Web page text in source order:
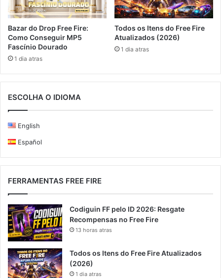
Bazar do Drop Free Fire:
Como Conseguir MP5
Fascínio Dourado
1 dia atras
Todos os Itens do Free Fire
Atualizados (2026)
1 dia atras
ESCOLHA O IDIOMA
English
Español
FERRAMENTAS FREE FIRE
Codiguin FF pelo ID 2026: Resgate
Recompensas no Free Fire
13 horas atras
Todos os Itens do Free Fire Atualizados
(2026)
1 dia atras